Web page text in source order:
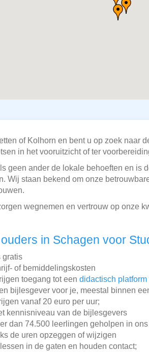
of Kolhorn en bent u op zoek naar
in het vooruitzicht of ter
geen ander de lokale behoeften en is
Wij staan bekend om onze
wegnemen en vertrouw op onze
in Schagen voor
gratis
of bemiddelingskosten
toegang tot een didactisch platform
bijlesgever voor je, meestal binnen
vanaf 20 euro per uur;
kennisniveau van de bijlesgevers
dan 74.500 leerlingen geholpen in
de uren opzeggen of wijzigen
in de gaten en houden contact;